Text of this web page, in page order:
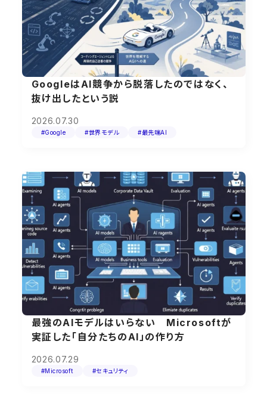
GoogleはAI競争から脱落したのではなく、
抜け出したという説
2026.07.30
#Google #世界モデル #最先端AI
最強のAIモデルはいらない Microsoftが
実証した「自分たちのAI」の作り方
2026.07.29
#Microsoft #セキュリティ